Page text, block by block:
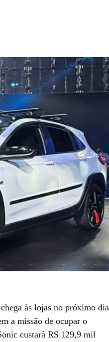
às lojas no próximo dia
a missão de ocupar o
custará R$ 129,9 mil